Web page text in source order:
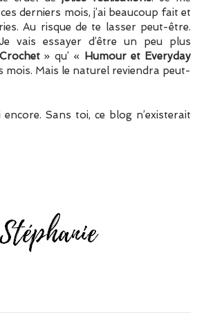
derniers mois, j’ai beaucoup fait et
Au risque de te lasser peut-être.
vais essayer d’être un peu plus
» qu’ « Humour et Everyday
mois. Mais le naturel reviendra peut-
Sans toi, ce blog n’existerait